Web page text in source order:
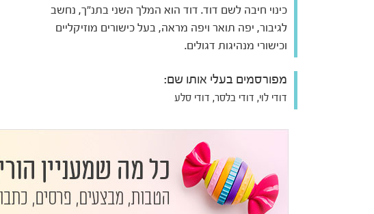
כינוי חיבה לשם דוד. דוד הוא המלך השני בתנ"ך, נחשב
לגיבור, יפה תואר ויפה מראה, בעל כישורים מוזיקליים
וכישורי מנהיגות דגולים.
מפורסמים בעלי אותו שם:
דודי לוי, דודי בלסר, דודי סלע